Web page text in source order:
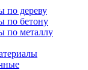
по дереву
по бетону
по металлу